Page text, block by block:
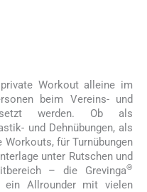
Workout alleine im
beim Vereins- und
werden. Ob als
und Dehnübungen, als
für Turnübungen
unter Rutschen und
– die Grevinga®
ein Allrounder mit vielen